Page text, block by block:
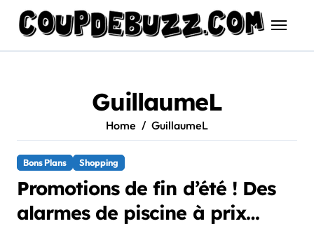
content
GuillaumeL
Home GuillaumeL
Bons Plans Shopping
Promotions de fin d’été ! Des
alarmes de piscine à prix